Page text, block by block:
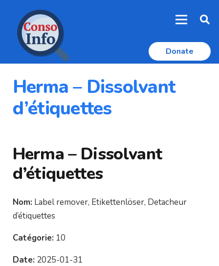
Donate
Herma – Dissolvant
d’étiquettes
Herma – Dissolvant
d’étiquettes
Nom: Label remover, Etikettenlöser, Detacheur
d’étiquettes
Catégorie: 10
Date: 2025-01-31